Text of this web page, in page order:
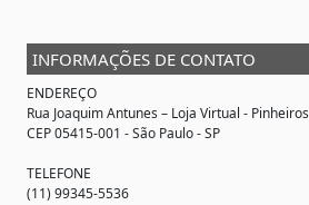
INFORMAÇÕES DE CONTATO
ENDEREÇO
Rua Joaquim Antunes – Loja Virtual - Pinheiros
CEP 05415-001 - São Paulo - SP
TELEFONE
(11) 99345-5536